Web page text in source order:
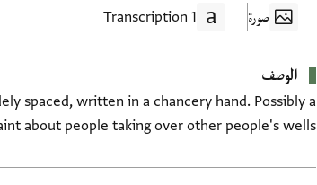
صورة 1 Transcription
الوصف
spaced, written in a chancery hand. Possibly a
about people taking over other people's wells.